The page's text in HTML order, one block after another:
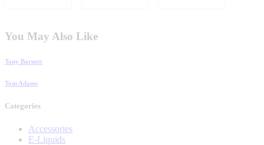
You May Also Like
Tony Barnett
Tom Adams
Categories
Accessories
E-Liquids